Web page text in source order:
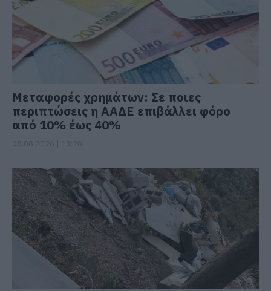
Μεταφορές χρημάτων: Σε ποιες
περιπτώσεις η ΑΑΔΕ επιβάλλει φόρο
από 10% έως 40%